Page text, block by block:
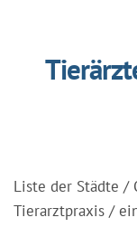
Liste der Städte /
Tierarztpraxis /